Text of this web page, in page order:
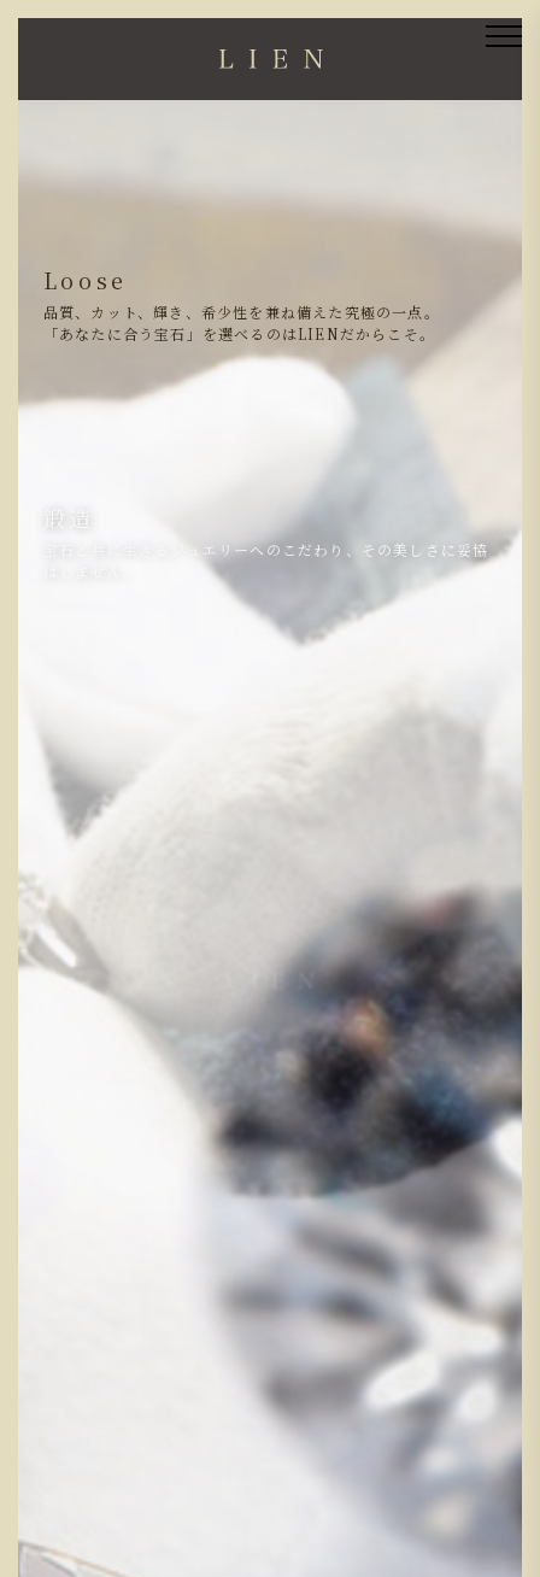
Loose
品質、カット、輝き、希少性を兼ね備えた究極の一点。
「あなたに合う宝石」を選べるのはLIENだからこそ。
鍛造
宝石と共に生きるジュエリーへのこだわり、その美しさに妥協